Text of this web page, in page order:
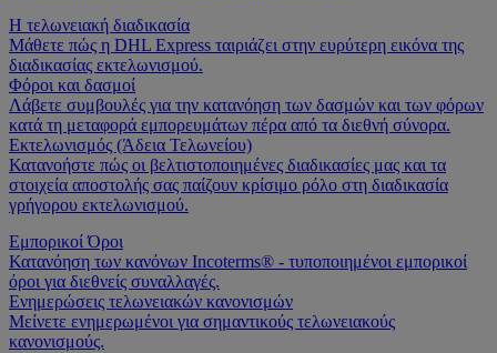
Η τελωνειακή διαδικασία
Μάθετε πώς η DHL Express ταιριάζει στην ευρύτερη εικόνα της
διαδικασίας εκτελωνισμού.
Φόροι και δασμοί
Λάβετε συμβουλές για την κατανόηση των δασμών και των φόρων
κατά τη μεταφορά εμπορευμάτων πέρα από τα διεθνή σύνορα.
Εκτελωνισμός (Άδεια Τελωνείου)
Κατανοήστε πώς οι βελτιστοποιημένες διαδικασίες μας και τα
στοιχεία αποστολής σας παίζουν κρίσιμο ρόλο στη διαδικασία
γρήγορου εκτελωνισμού.
Εμπορικοί Όροι
Κατανόηση των κανόνων Incoterms® - τυποποιημένοι εμπορικοί
όροι για διεθνείς συναλλαγές.
Ενημερώσεις τελωνειακών κανονισμών
Μείνετε ενημερωμένοι για σημαντικούς τελωνειακούς
κανονισμούς.